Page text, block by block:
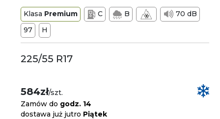
Klasa Premium C B
70 dB
97
H
225/55 R17
584zł/szt.
Zamów do godz. 14
dostawa już jutro Piątek